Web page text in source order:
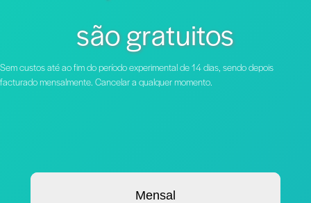
são gratuitos
Sem custos até ao fim do período experimental de 14 dias, sendo depois
facturado mensalmente. Cancelar a qualquer momento.
Mensal